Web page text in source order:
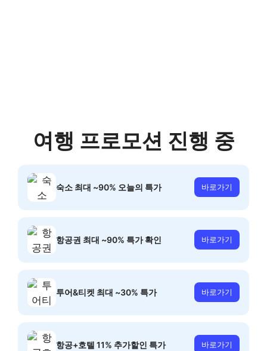
여행 프로모션 진행 중
숙소 최대 ~90% 오늘의 특가 바로가기
항공권 최대 ~90% 특가 확인 바로가기
투어&티켓 최대 ~30% 특가 바로가기
항공+호텔 11% 추가할인 특가 바로가기